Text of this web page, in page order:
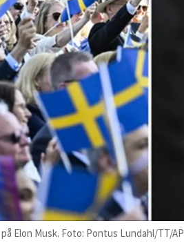
Elon Musk. Foto: Pontus Lundahl/TT/AP